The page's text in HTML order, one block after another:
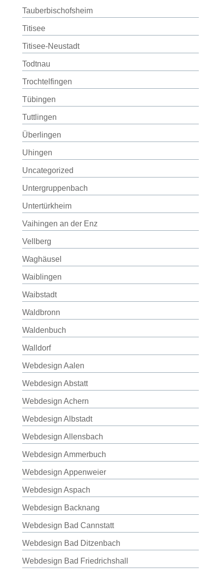
Tauberbischofsheim
Titisee
Titisee-Neustadt
Todtnau
Trochtelfingen
Tübingen
Tuttlingen
Überlingen
Uhingen
Uncategorized
Untergruppenbach
Untertürkheim
Vaihingen an der Enz
Vellberg
Waghäusel
Waiblingen
Waibstadt
Waldbronn
Waldenbuch
Walldorf
Webdesign Aalen
Webdesign Abstatt
Webdesign Achern
Webdesign Albstadt
Webdesign Allensbach
Webdesign Ammerbuch
Webdesign Appenweier
Webdesign Aspach
Webdesign Backnang
Webdesign Bad Cannstatt
Webdesign Bad Ditzenbach
Webdesign Bad Friedrichshall